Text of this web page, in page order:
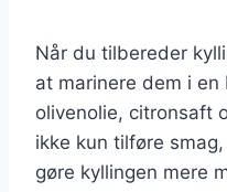
Når du tilbereder
at marinere dem i
olivenolie, citronsaft
ikke kun tilføre
gøre kyllingen mere